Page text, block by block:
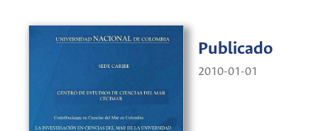
Publicado
2010-01-01